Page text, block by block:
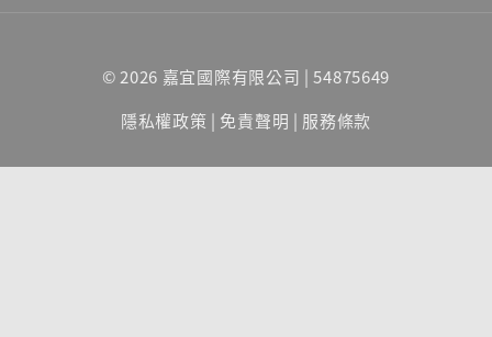
© 2026 嘉宜國際有限公司 | 54875649
隱私權政策 | 免責聲明 | 服務條款